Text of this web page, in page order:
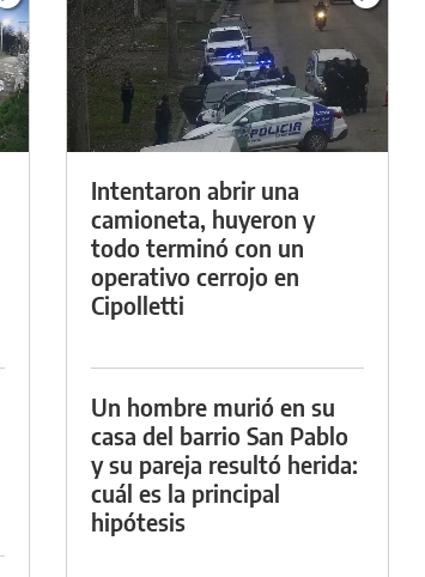
Intentaron abrir una
camioneta, huyeron y
todo terminó con un
operativo cerrojo en
Cipolletti
Un hombre murió en su
casa del barrio San Pablo
y su pareja resultó herida:
cuál es la principal
hipótesis